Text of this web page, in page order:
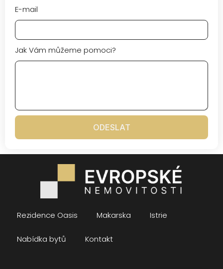
E-mail
Jak Vám můžeme pomoci?
ODESLAT
Rezidence Oasis Makarska Istrie
Nabídka bytů Kontakt